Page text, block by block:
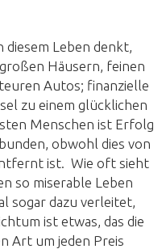
Leben denkt,
Häusern, feinen
Autos; finanzielle
zu einem glücklichen
Menschen ist Erfolg
obwohl dies von
ist. Wie oft sieht
so miserable Leben
sogar dazu verleitet,
ist etwas, das die
Art um jeden Preis